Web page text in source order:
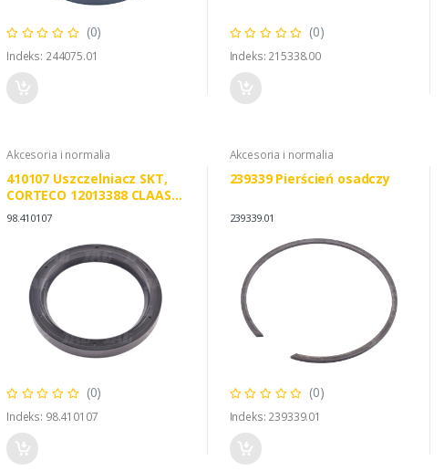
(0)
Indeks: 244075.01
(0)
Indeks: 215338.00
Akcesoria i normalia
410107 Uszczelniacz SKT,
CORTECO 12013388 CLAAS
2142060
98.410107
(0)
Indeks: 98.410107
Akcesoria i normalia
239339 Pierścień osadczy
239339.01
(0)
Indeks: 239339.01